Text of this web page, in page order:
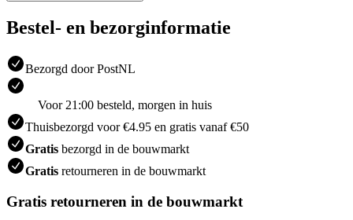
Bestel- en bezorginformatie
Bezorgd door PostNL
Voor 21:00 besteld, morgen in huis
Thuisbezorgd voor €4.95 en gratis vanaf €50
Gratis bezorgd in de bouwmarkt
Gratis retourneren in de bouwmarkt
Gratis retourneren in de bouwmarkt